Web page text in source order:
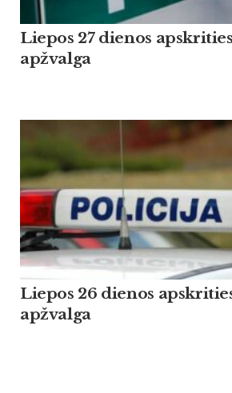
Liepos 27 dienos
apžvalga
Liepos 26 dienos
apžvalga